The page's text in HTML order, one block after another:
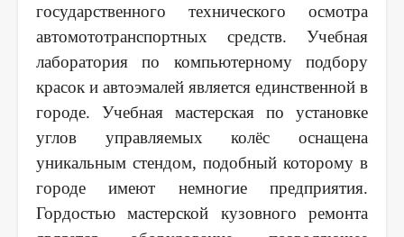
государственного технического осмотра
автомототранспортных средств. Учебная
лаборатория по компьютерному подбору
красок и автоэмалей является единственной в
городе. Учебная мастерская по установке
углов управляемых колёс оснащена
уникальным стендом, подобный которому в
городе имеют немногие предприятия.
Гордостью мастерской кузовного ремонта